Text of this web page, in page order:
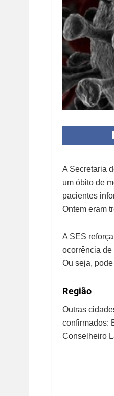
A Secretaria
um óbito de
pacientes
Ontem eram
A SES
ocorrência de
Ou seja,
Região
Outras
confirmados:
Conselheiro